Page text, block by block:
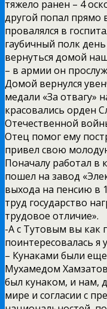
тяжело ранен – 4
другой попал прямо
провалялся в
гаубичный полк
вернуться домой
– в армии он
Домой вернулся
медали «За отвагу»
красовались орден
Отечественной
Отец помог ему
привел свою
Поначалу работал в
пошел на завод
выхода на пенсию в
труд государство
трудовое отличие».
-А с Тутовым вы как
поинтересовалась я
– Кунаками были
Мухамедом
был кунаком, и нам,
мире и согласии с